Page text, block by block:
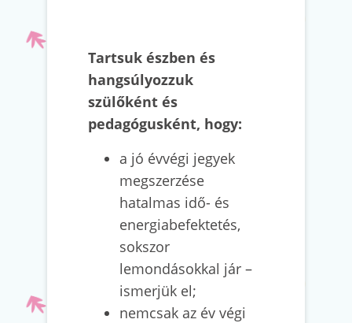
Tartsuk észben és
hangsúlyozzuk
szülőként és
pedagógusként, hogy:
a jó évvégi jegyek
megszerzése
hatalmas idő- és
energiabefektetés,
sokszor
lemondásokkal jár –
ismerjük el;
nemcsak az év végi